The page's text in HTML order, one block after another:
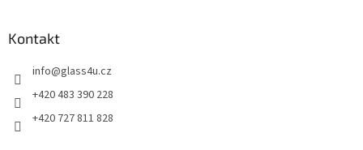
Kontakt
info@glass4u.cz
+420 483 390 228
+420 727 811 828